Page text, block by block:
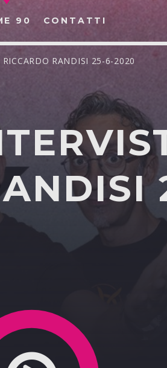
90 CONTATTI
SITO WEB:
RANDISI 25-6-2020